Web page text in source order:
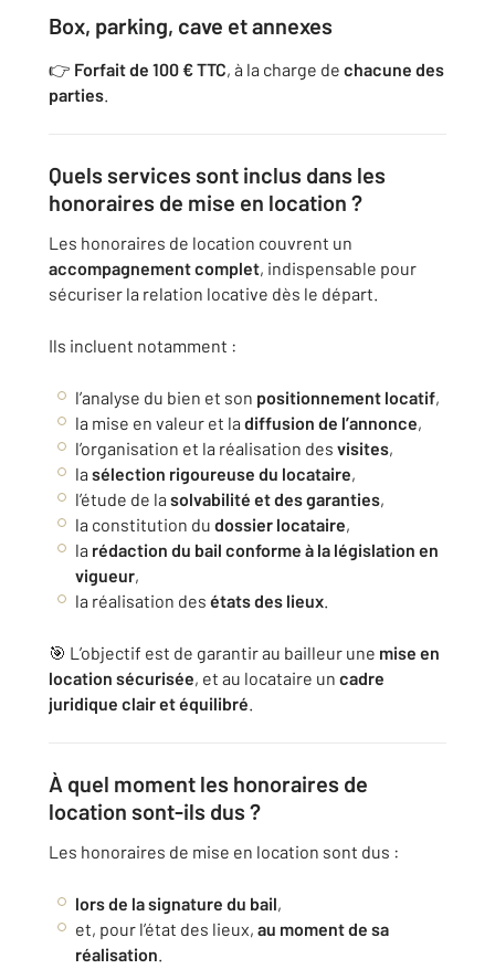
Box, parking, cave et annexes
👉 Forfait de 100 € TTC, à la charge de chacune des
parties.
Quels services sont inclus dans les
honoraires de mise en location ?
Les honoraires de location couvrent un
accompagnement complet, indispensable pour
sécuriser la relation locative dès le départ.
Ils incluent notamment :
l’analyse du bien et son positionnement locatif,
la mise en valeur et la diffusion de l’annonce,
l’organisation et la réalisation des visites,
la sélection rigoureuse du locataire,
l’étude de la solvabilité et des garanties,
la constitution du dossier locataire,
la rédaction du bail conforme à la législation en
vigueur,
la réalisation des états des lieux.
🎯 L’objectif est de garantir au bailleur une mise en
location sécurisée, et au locataire un cadre
juridique clair et équilibré.
À quel moment les honoraires de
location sont-ils dus ?
Les honoraires de mise en location sont dus :
lors de la signature du bail,
et, pour l’état des lieux, au moment de sa
réalisation.